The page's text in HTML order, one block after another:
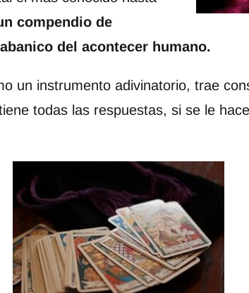
compendio de
del acontecer humano.
un instrumento adivinatorio, trae
todas las respuestas, si se le